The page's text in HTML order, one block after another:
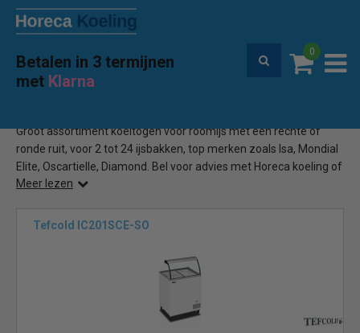
Betalen in 3 termijnen
met Klarna
0
Premium service en garantie
Home Goedkope schepijsvitrine
Groot assortiment koeltogen voor roomijs met een rechte of
ronde ruit, voor 2 tot 24 ijsbakken, top merken zoals Isa, Mondial
Elite, Oscartielle, Diamond. Bel voor advies met Horeca koeling of
bestel eenvoudig online.
Meer lezen
Tefcold IC201SCE-SO